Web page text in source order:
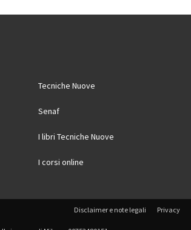
Tecniche Nuove
Senaf
I libri Tecniche Nuove
I corsi online
Disclaimer e note legali Privacy